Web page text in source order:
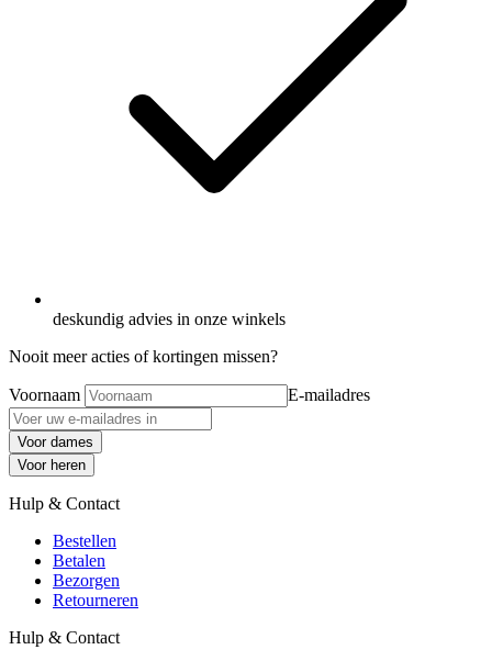
deskundig advies in onze winkels
Nooit meer acties of kortingen missen?
Voornaam E-mailadres
Voor dames
Voor heren
Hulp & Contact
Bestellen
Betalen
Bezorgen
Retourneren
Hulp & Contact